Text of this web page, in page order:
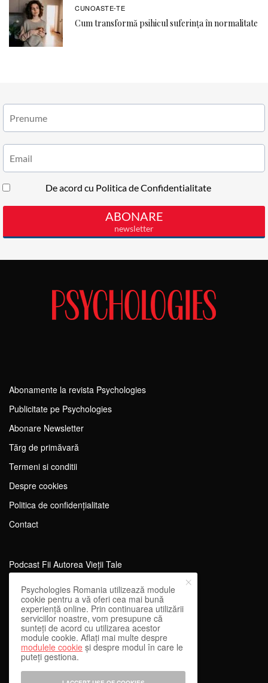
CUNOASTE-TE
Cum transformă psihicul suferința în normalitate
Abonamente la revista Psychologies
Publicitate pe Psychologies
Abonare Newsletter
Tărg de primăvară
Termeni si conditii
Despre cookies
Politica de confidențialitate
Contact
Podcast Fii Autorea Vieții Tale
Evenimente Fii Autoarea Vieții Tale!
SportEdu
Antrenament Mental pentru Sportivi
Learning Network
WEnough
Reward & Engage
Psychologies Romania utilizează module
cookie pentru a vă oferi cea mai bună
experiență online. Prin continuarea utilizării
serviciilor noastre, vom presupune că
sunteți de acord cu utilizarea acestor
module cookie. Aflați mai multe despre
modulele cookie și despre modul în care le
puteți gestiona.